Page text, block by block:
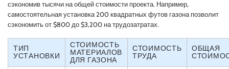
сэкономив тысячи на общей стоимости проекта. Например,
самостоятельная установка 200 квадратных футов газона позволит
сэкономить от $800 до $3,200 на трудозатратах.
ТИП
УСТАНОВКИ
СТОИМОСТЬ
МАТЕРИАЛОВ
ДЛЯ ГАЗОНА
СТОИМОСТЬ
ТРУДА
ОБЩАЯ